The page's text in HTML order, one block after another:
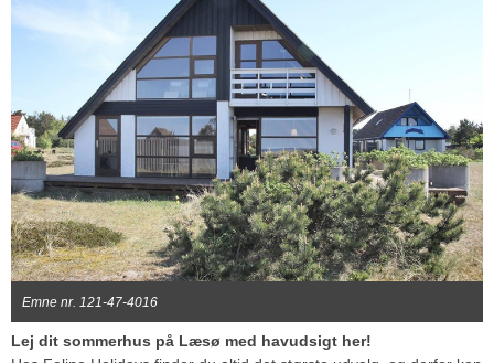
Emne nr. 121-47-4016
Lej dit sommerhus på Læsø med havudsigt her!